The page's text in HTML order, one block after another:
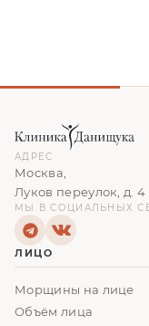
АДРЕС
Москва,
Луков переулок, д. 4
МЫ В СОЦИАЛЬНЫХ
ЛИЦО
Морщины на лице
Объём лица